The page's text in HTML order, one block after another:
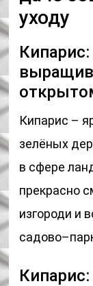
уходу
Кипарис –
зелёных
в сфере
прекрасно
изгороди и